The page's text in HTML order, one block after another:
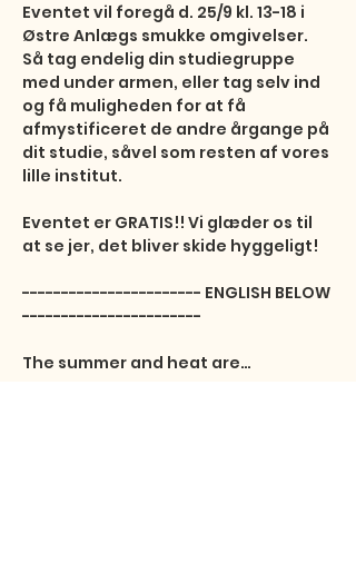
Eventet vil foregå d. 25/9 kl. 13-18 i
Østre Anlægs smukke omgivelser.
Så tag endelig din studiegruppe
med under armen, eller tag selv ind
og få muligheden for at få
afmystificeret de andre årgange på
dit studie, såvel som resten af vores
lille institut.
Eventet er GRATIS!! Vi glæder os til
at se jer, det bliver skide hyggeligt!
----------------------- ENGLISH BELOW
-----------------------
The summer and heat are…